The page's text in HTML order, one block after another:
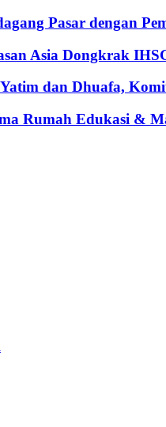
Pasar dengan
Asia Dongkrak
Yatim dan Dhuafa,
Rumah Edukasi &